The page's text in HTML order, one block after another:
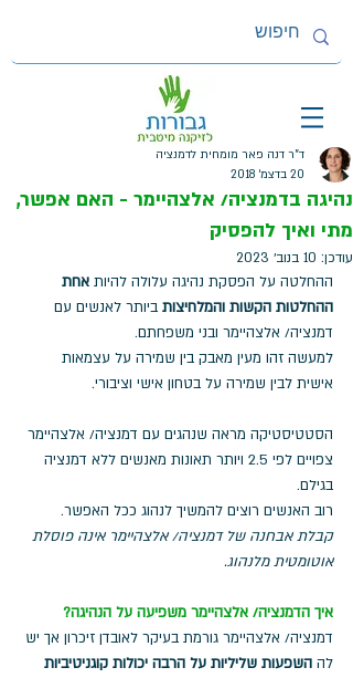
נהיגה בדמנציה/ אלצהיימר - האם אפשר,
מתי ואיך להפסיק
ד"ר דנה פאר מומחית לדמנציה
20 בדצמ׳ 2018
עודכן: 10 בנוב׳ 2023
ההחלטה על הפסקת נהיגה עלולה להיות אחת
ההחלטות הקשות והמלחיצות ביותר לאנשים עם
דמנציה/ אלצהיימר ובני משפחתם.
למעשה זהו מעין מאבק בין שמירה על עצמאות
אישית לבין שמירה על בטחון אישי וציבורי.
הסטטיסטיקה מראה שנהגים עם דמנציה/ אלצהיימר
צפויים לפי 2.5 ויותר תאונות מאנשים ללא דמנציה
בגילם.
רוב האנשים רוצים להמשיך לנהוג ככל האפשר.
קבלת אבחנה של דמנציה/ אלצהיימר אינה פוסלת
אוטומטית מלנהוג.
איך הדמנציה/ אלצהיימר משפיעה על הנהיגה?
דמנציה/ אלצהיימר גורמת בעיקר לאובדן זיכרון אך יש
לה השפעות שליליות על הרבה יכולות קוגניטיביות